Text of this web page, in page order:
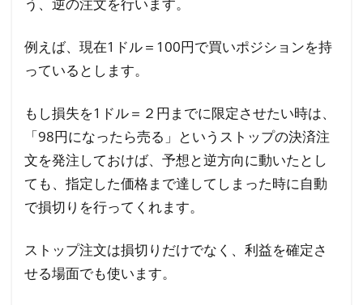
例えば、現在1ドル＝100円で買いポジションを持
っているとします。
もし損失を1ドル＝２円までに限定させたい時は、
「98円になったら売る」というストップの決済注
文を発注しておけば、予想と逆方向に動いたとし
ても、指定した価格まで達してしまった時に自動
で損切りを行ってくれます。
ストップ注文は損切りだけでなく、利益を確定さ
せる場面でも使います。